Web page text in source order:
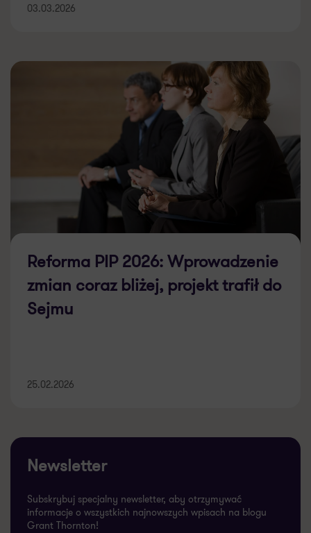
03.03.2026
Reforma PIP 2026: Wprowadzenie
zmian coraz bliżej, projekt trafił do
Sejmu
25.02.2026
Newsletter
Subskrybuj specjalny newsletter, aby otrzymywać
informacje o wszystkich najnowszych wpisach na blogu
Grant Thornton!